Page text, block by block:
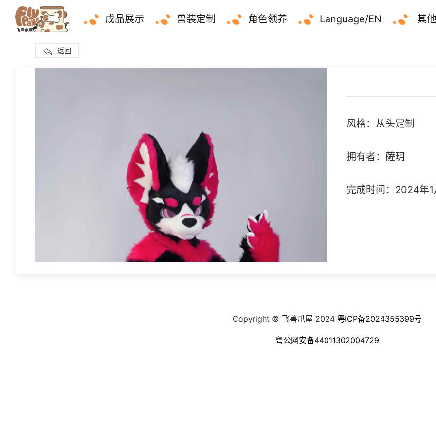
成品展示 兽装定制 角色领养 Language/EN 其他
返回
风格：从头定制
拥有者：薩玥
完成时间：2024年1
Copyright © 飞兽爪屋 2024 粤ICP备2024355399号
粤公网安备44011302004729